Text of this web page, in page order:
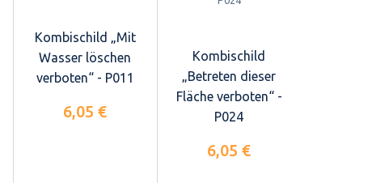
Kombischild „Mit
Wasser löschen
verboten“ - P011
6,05 €
Kombischild
„Betreten dieser
Fläche verboten“ -
P024
6,05 €